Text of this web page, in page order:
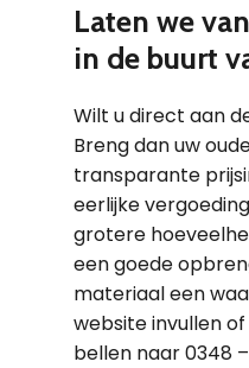
Laten we
in de buurt
Wilt u direct aan
Breng dan uw
transparante
eerlijke
grotere
een goede
materiaal een
website invullen
bellen naar 0348